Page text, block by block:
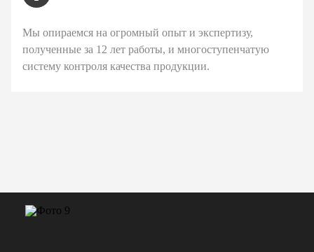
Мы опираемся на огромный опыт и экспертизу,
полученные за 12 лет работы, и многоступенчатую
систему контроля качества продукции.